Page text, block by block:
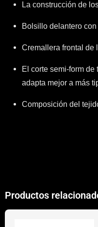
La construcción de
Bolsillo delantero
Cremallera frontal de
El corte semi-form
adapta mejor a más
Composición del
Productos